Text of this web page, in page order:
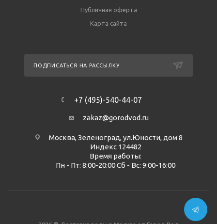
Публичная оферта
Карта сайта
ПОДПИСАТЬСЯ НА РАССЫЛКУ
+7 (495)-540-44-07
zakaz@gorodvod.ru
Москва, Зеленоград, ул.Юности, дом 8
Индекс 124482
Время работы:
Пн - Пт: 8:00-20:00 Сб - Вс: 9:00-16:00